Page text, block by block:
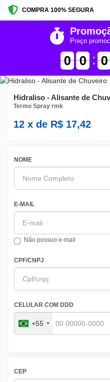
COMPRA 100% SEGURA
Preço
9
9
0
0 9
9
0
0 9
9
0
0
Hidraliso - Alisante de
Termo Spray rmk
12 x de R$ 17,42
NOME
E-MAIL
Não possuo e-mail
CPF/CNPJ
CELULAR COM DDD
+55
CEP